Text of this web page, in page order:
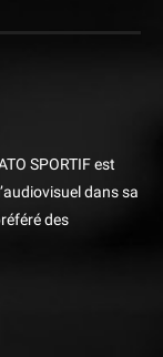
SPORTIF est
dans sa
des